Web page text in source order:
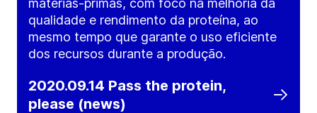
matérias-primas, com foco na melhoria da
qualidade e rendimento da proteína, ao
mesmo tempo que garante o uso eficiente
dos recursos durante a produção.
2020.09.14 Pass the protein,
please (news)